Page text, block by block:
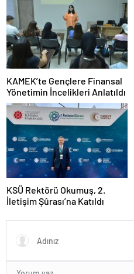
KAMEK’te Gençlere Finansal
Yönetimin İncelikleri Anlatıldı
KSÜ Rektörü Okumuş, 2.
İletişim Şûrası’na Katıldı